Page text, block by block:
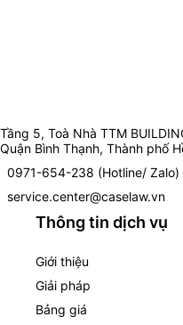
Tầng 5, Toà Nhà TTM
Quận Bình Thạnh, Thành phố
0971-654-238 (Hotline/ Zalo)
service.center@caselaw.vn
Thông tin dịch vụ
Giới thiệu
Giải pháp
Bảng giá